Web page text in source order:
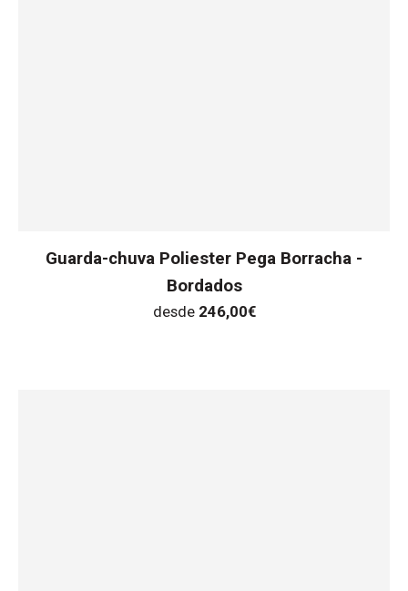
Guarda-chuva Poliester Pega Borracha -
Bordados
desde 246,00€